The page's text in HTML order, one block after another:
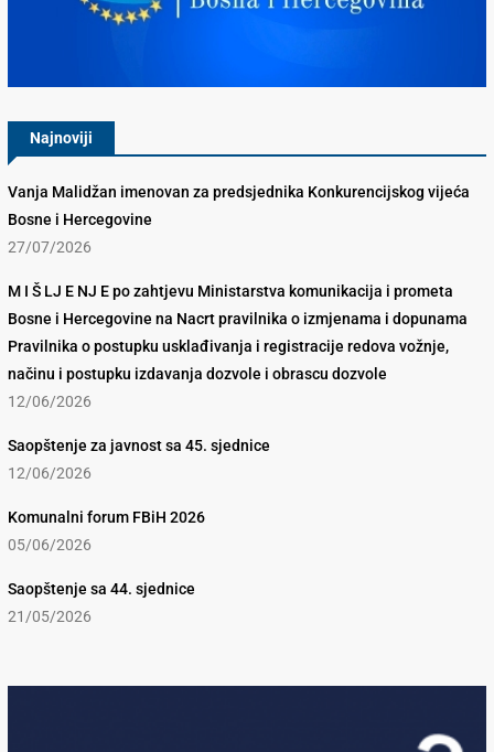
Najnoviji
Vanja Malidžan imenovan za predsjednika Konkurencijskog vijeća
Bosne i Hercegovine
27/07/2026
M I Š LJ E NJ E po zahtjevu Ministarstva komunikacija i prometa
Bosne i Hercegovine na Nacrt pravilnika o izmjenama i dopunama
Pravilnika o postupku usklađivanja i registracije redova vožnje,
načinu i postupku izdavanja dozvole i obrascu dozvole
12/06/2026
Saopštenje za javnost sa 45. sjednice
12/06/2026
Komunalni forum FBiH 2026
05/06/2026
Saopštenje sa 44. sjednice
21/05/2026